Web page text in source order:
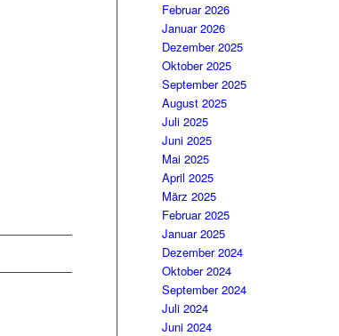
Februar 2026
Januar 2026
Dezember 2025
Oktober 2025
September 2025
August 2025
Juli 2025
Juni 2025
Mai 2025
April 2025
März 2025
Februar 2025
Januar 2025
Dezember 2024
Oktober 2024
September 2024
Juli 2024
Juni 2024